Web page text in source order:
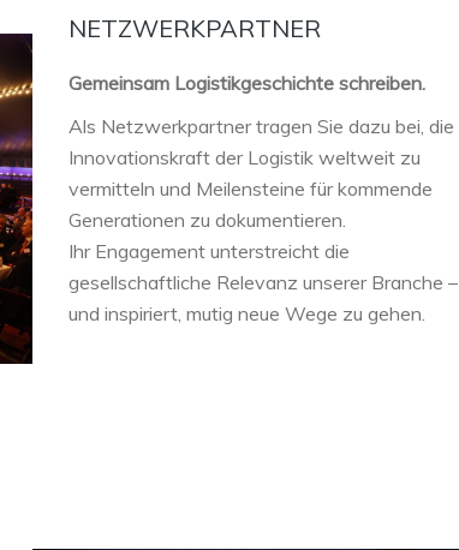
NETZWERKPARTNER
Gemeinsam Logistikgeschichte schreiben.
Als Netzwerkpartner tragen Sie dazu bei, die
Innovationskraft der Logistik weltweit zu
vermitteln und Meilensteine für kommende
Generationen zu dokumentieren.
Ihr Engagement unterstreicht die
gesellschaftliche Relevanz unserer Branche –
und inspiriert, mutig neue Wege zu gehen.